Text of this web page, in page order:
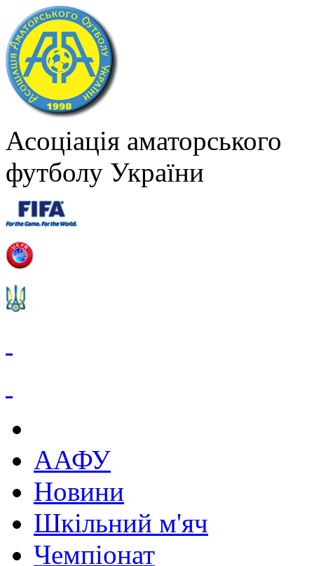
Асоціація аматорського
футболу України
ААФУ
Новини
Шкільний м'яч
Чемпіонат